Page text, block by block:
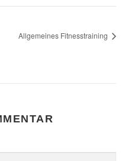
Allgemeines Fitnesstraining